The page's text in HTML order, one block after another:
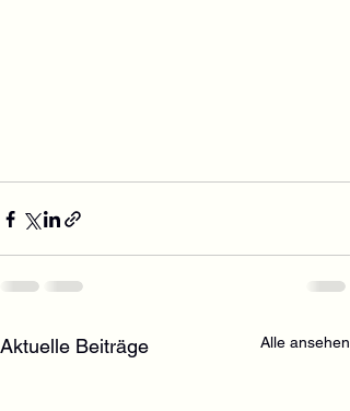
Aktuelle Beiträge Alle ansehen